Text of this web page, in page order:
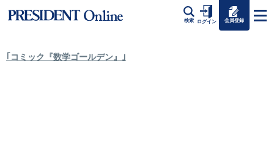
検索 ログイン 会員登録
｢コミック『数学ゴールデン』｣